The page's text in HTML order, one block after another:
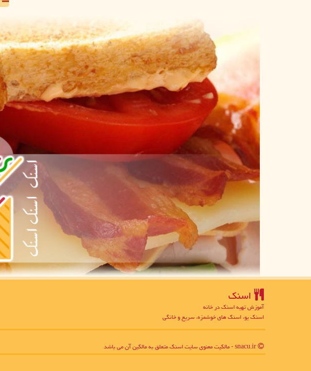
اسنك
آموزش تهیه اسنک در خانه
اسنک یو، اسنک های خوشمزه، سریع و خانگی